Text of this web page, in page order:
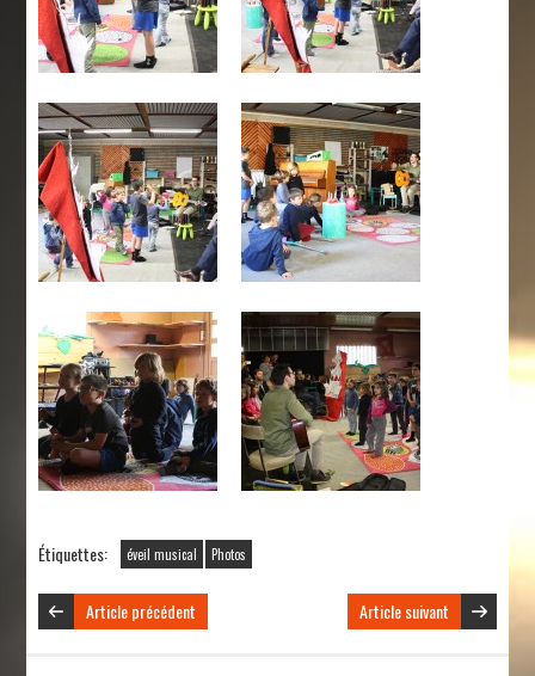
Étiquettes: éveil musical Photos
Article précédent Article suivant